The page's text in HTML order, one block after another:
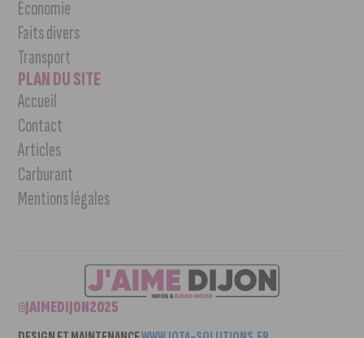
Économie
Faits divers
Transport
PLAN DU SITE
Accueil
Contact
Articles
Carburant
Mentions légales
©JAIMEDIJON2025